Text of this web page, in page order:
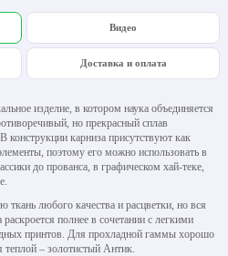
Видео
Доставка и оплата
изделие, в котором наука объединяется
но прекрасный сплав
конструкции карниза присутствуют как
поэтому его можно использовать в
до прованса, в графическом хай-теке,
ткань любого качества и расцветки, но вся
раскроется полнее в сочетании с легкими
принтов. Для прохладной гаммы хорошо
теплой – золотистый Антик.